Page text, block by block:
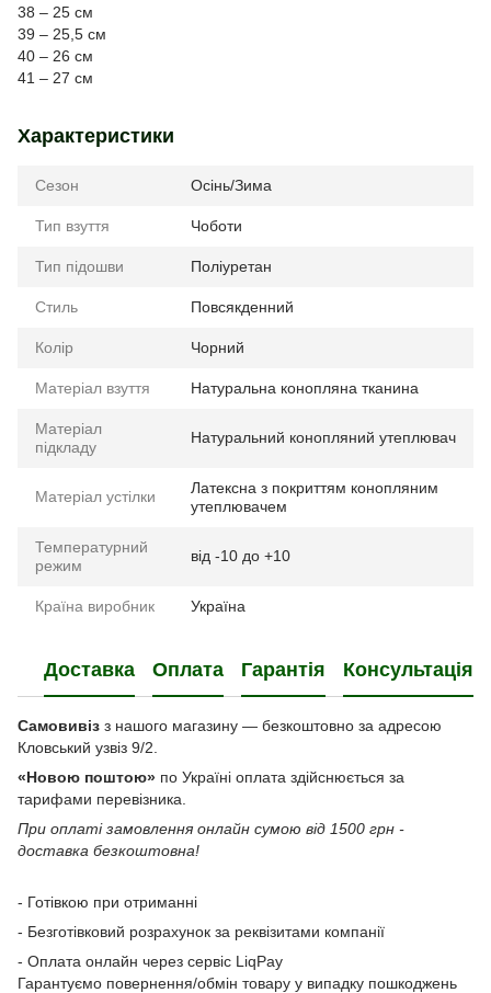
38 – 25 см
39 – 25,5 см
40 – 26 см
41 – 27 см
Характеристики
Сезон Осінь/Зима
Тип взуття Чоботи
Тип підошви Поліуретан
Стиль Повсякденний
Колір Чорний
Матеріал взуття Натуральна конопляна тканина
Матеріал
підкладу
Натуральний конопляний утеплювач
Матеріал устілки
Латексна з покриттям конопляним
утеплювачем
Температурний
режим
від -10 до +10
Країна виробник Україна
Доставка Оплата Гарантія Консультація
Самовивіз з нашого магазину — безкоштовно за адресою
Кловський узвіз 9/2.
«Новою поштою» по Україні оплата здійснюється за
тарифами перевізника.
При оплаті замовлення онлайн сумою від 1500 грн -
доставка безкоштовна!
- Готівкою при отриманні
- Безготівковий розрахунок за реквізитами компанії
- Оплата онлайн через сервіс LiqPay
Гарантуємо повернення/обмін товару у випадку пошкоджень